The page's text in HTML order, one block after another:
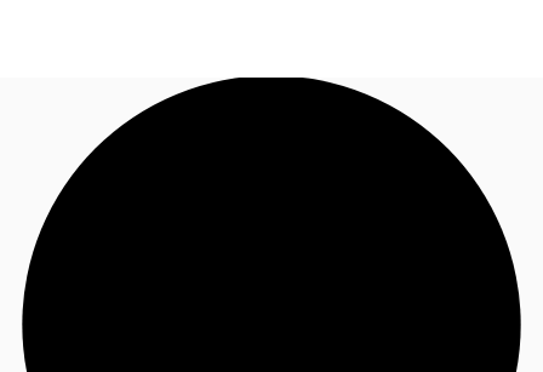
Blog
Données marchés
Appelez maintenant